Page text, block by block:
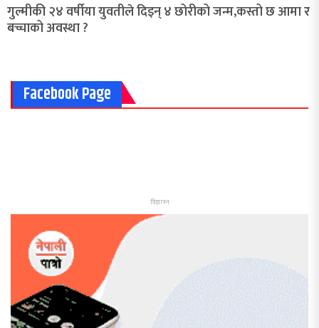
गुल्मीकी २४ वर्षीया युवतीले दिइन् ४ छोरीको जन्म,कस्तो छ आमा र
बच्चाको अवस्था ?
Facebook Page
विज्ञापन